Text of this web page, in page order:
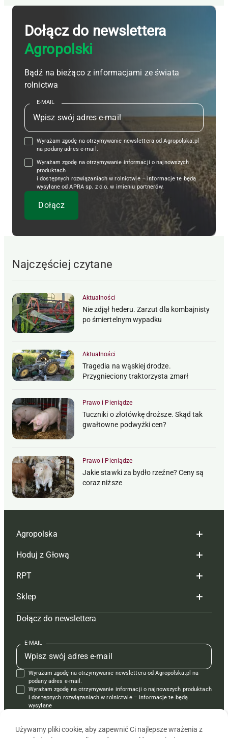
Dołącz do newslettera
Agropolski
Bądź na bieżąco z informacjami ze świata
rolnictwa
E-MAIL
Wyrażam zgodę na otrzymywanie newslettera od Agropolska.pl
na podany adres e-mail.
Wyrażam zgodę na otrzymywanie informacji o najnowszych
produktach
i dostępnych rozwiązaniach w rolnictwie – informacje te będą
wysyłane od APRA sp. z o.o. w imieniu partnerów.
Najczęściej czytane
Aktualności
Nie zdjął hederu. Zarzut dla kombajnisty
po śmiertelnym wypadku
Aktualności
Tragedia na wąskiej drodze.
Przygnieciony traktorzysta zmarł
Prawo i Pieniądze
Tuczniki o złotówkę droższe. Skąd tak
gwałtowne podwyżki cen?
Prawo i Pieniądze
Jakie stawki za bydło rzeźne? Ceny są
coraz niższe
Agropolska
Redakcja
Reklama
Tagi
Mapa serwisu
Kontakt
Regulamin
Polityka prywatności
Hoduj z Głową
Hoduj z głową bydło
Hoduj z głową świnie
Prenumerata
Redakcja
Kontakt
Reklama
RPT
Redakcja
Prenumerata
Reklama
Kontakt
Krzyżówki
Sklep
Czasopisma i prenumerata
Książki
Regulamin
Dołącz do newslettera
E-MAIL
Wyrażam zgodę na otrzymywanie newslettera od Agropolska.pl na
podany adres e-mail.
Wyrażam zgodę na otrzymywanie informacji o najnowszych produktach
i dostępnych rozwiązaniach w rolnictwie – informacje te będą
wysyłane
Używamy pliki cookie, aby zapewnić Ci najlepsze wrażenia z